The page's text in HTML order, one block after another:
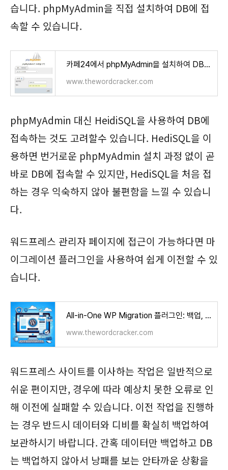
습니다. phpMyAdmin을 직접 설치하여 DB에 접
속할 수 있습니다.
카페24에서 phpMyAdmin을 설치하여 DB에 접속하기
www.thewordcracker.com
phpMyAdmin 대신 HeidiSQL을 사용하여 DB에
접속하는 것도 고려할수 있습니다. HediSQL을 이
용하면 번거로운 phpMyAdmin 설치 과정 없이 곧
바로 DB에 접속할 수 있지만, HediSQL을 처음 접
하는 경우 익숙하지 않아 불편함을 느낄 수 있습니
다.
워드프레스 관리자 페이지에 접근이 가능하다면 마
이그레이션 플러그인을 사용하여 쉽게 이전할 수 있
습니다.
All-in-One WP Migration 플러그인: 백업, 복원, 이전 방법 - 워드프레스 기본 - 워드크래커
www.thewordcracker.com
워드프레스 사이트를 이사하는 작업은 일반적으로
쉬운 편이지만, 경우에 따라 예상치 못한 오류로 인
해 이전에 실패할 수 있습니다. 이전 작업을 진행하
는 경우 반드시 데이터와 디비를 확실히 백업하여
보관하시기 바랍니다. 간혹 데이터만 백업하고 DB
는 백업하지 않아서 낭패를 보는 안타까운 상황을